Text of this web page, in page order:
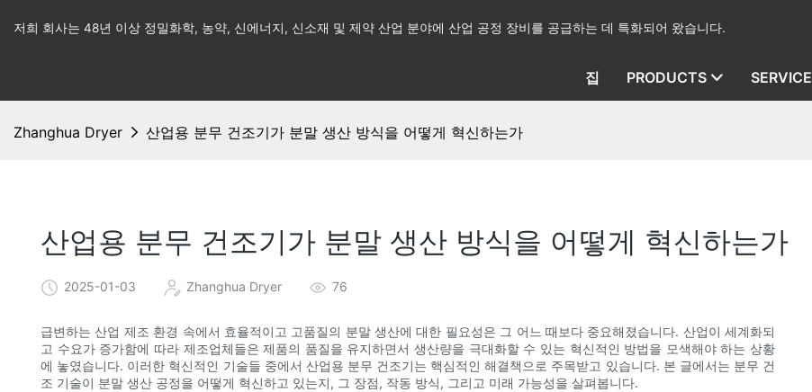
저희 회사는 48년 이상 정밀화학, 농약, 신에너지, 신소재 및 제약 산업 분야에 산업 공정 장비를 공급하는 데 특화되어 왔습니다.
집 PRODUCTS SERVICE
Zhanghua Dryer 산업용 분무 건조기가 분말 생산 ​​방식을 어떻게 혁신하는가
산업용 분무 건조기가 분말 생산 ​​방식을 어떻게 혁신하는가
2025-01-03 Zhanghua Dryer 76
급변하는 산업 제조 환경 속에서 효율적이고 고품질의 분말 생산에 대한 필요성은 그 어느 때보다 중요해졌습니다. 산업이 세계화되
고 수요가 증가함에 따라 제조업체들은 제품의 품질을 유지하면서 생산량을 극대화할 수 있는 혁신적인 방법을 모색해야 하는 상황
에 놓였습니다. 이러한 혁신적인 기술들 중에서 산업용 분무 건조기는 핵심적인 해결책으로 주목받고 있습니다. 본 글에서는 분무 건
조 기술이 분말 생산 ​​공정을 어떻게 혁신하고 있는지, 그 장점, 작동 방식, 그리고 미래 가능성을 살펴봅니다.